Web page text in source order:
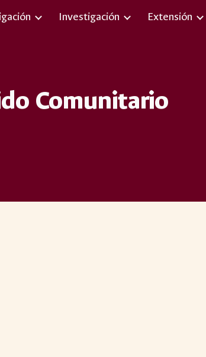
Skip to navigation
Investigación Extensión
Comunitario